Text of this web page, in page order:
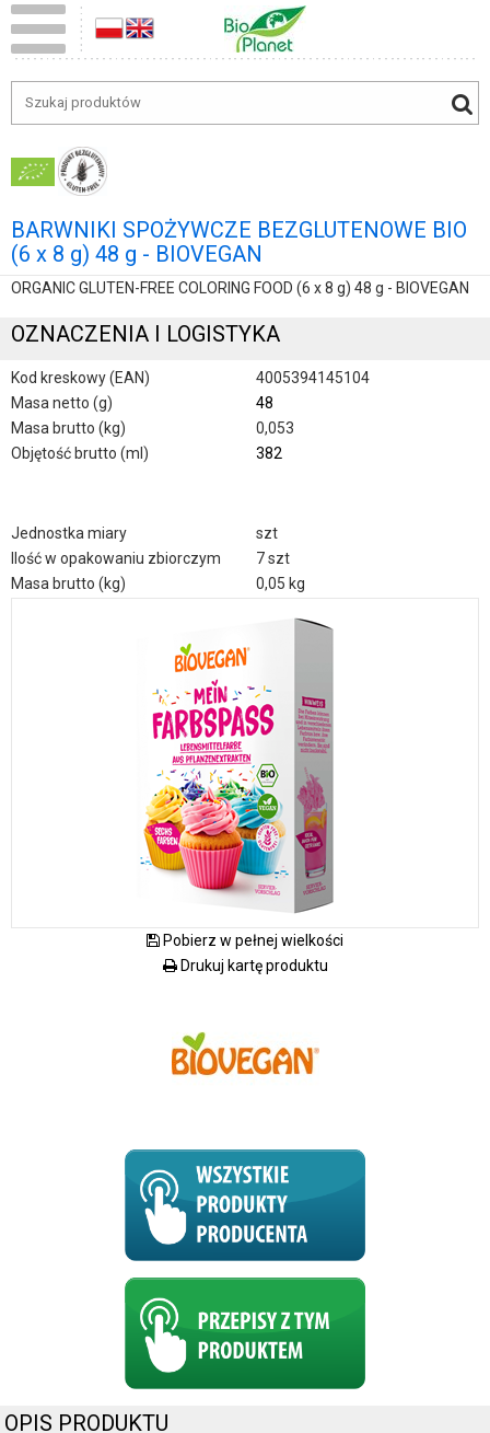
BARWNIKI SPOŻYWCZE BEZGLUTENOWE BIO
(6 x 8 g) 48 g - BIOVEGAN
ORGANIC GLUTEN-FREE COLORING FOOD (6 x 8 g) 48 g - BIOVEGAN
OZNACZENIA I LOGISTYKA
Kod kreskowy (EAN)
4005394145104
Masa netto (g)
48
Masa brutto (kg)
0,053
Objętość brutto (ml)
382
Jednostka miary
szt
Ilość w opakowaniu zbiorczym
7 szt
Masa brutto (kg)
0,05 kg
Pobierz w pełnej wielkości
Drukuj kartę produktu
OPIS PRODUKTU